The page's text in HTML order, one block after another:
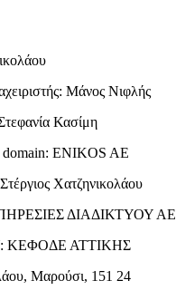
Μάνος Νιφλής
Κασίμη
domain: ENIKOS AE
Στέργιος Χατζηνικολάου
ΔΙΑΔΙΚΤΥΟΥ ΑΕ
ΚΕΦΟΔΕ ΑΤΤΙΚΗΣ
Μαρούσι, 151 24